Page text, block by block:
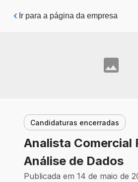
Pular para o conteúdo principal
Ir para a página da empresa
Candidaturas encerradas
Analista Comercial
Análise de Dados
Publicada em 14 de maio de